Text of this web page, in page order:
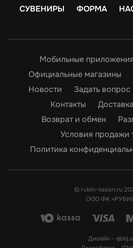
СУВЕНИРЫ
ФОРМА
Мобильные
Официальные магазины
Новости
Задать вопрос
Контакты
Доставка
Возврат и обмен
Условия продажи
Политика
© rubin-kazan.ru
ООО ФК
Дизайн -